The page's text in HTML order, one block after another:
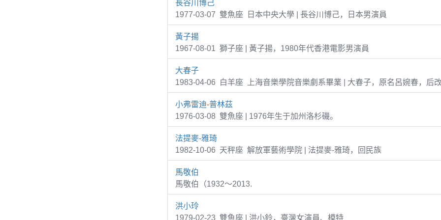
長谷川博己
1977-03-07 雙魚座 日本中央大學 | 長谷川博己，日本男演員
黃子揚
1967-08-01 獅子座 | 黃子揚，1980年代香港電影男演員
大春子
1983-04-06 白羊座 上海音樂學院音樂劇系畢業 | 大春子，原名呂婉春，后
小弗雷迪-普林茲
1976-03-08 雙魚座 | 1976年生于加州洛杉磯。
法提麥-雅琦
1982-10-06 天秤座 解放軍藝術學院 | 法提麥-雅琦，回民族
馬敬伯
馬敬伯（1932～2013.
洪小玲
1979-02-23 雙魚座 | 洪小鈴，臺灣女演員、模特